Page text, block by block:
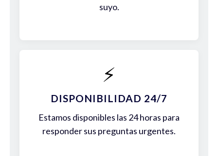
suyo.
⚡
DISPONIBILIDAD 24/7
Estamos disponibles las 24 horas para
responder sus preguntas urgentes.